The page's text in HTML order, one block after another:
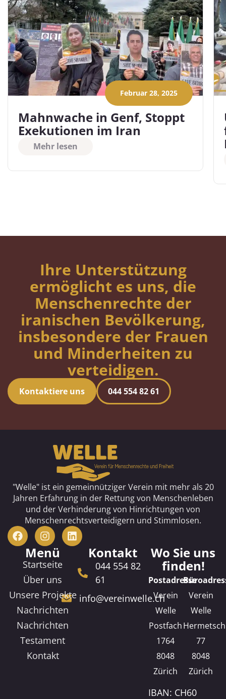
Februar 28, 2025
Mahnwache in Genf, Stoppt
Exekutionen im Iran
Mehr lesen
Ihre Unterstützung
ermöglicht es uns, die
Menschenrechte der
iranischen Bevölkerung,
insbesondere der Frauen
und Minderheiten zu
verteidigen.
Kontaktiere uns 044 554 82 61
"Welle" ist ein gemeinnütziger Verein mit mehr als 20
Jahren Erfahrung in der Rettung von Menschenleben
und der Verhinderung von Hinrichtungen von
Menschenrechtsverteidigern und Stimmlosen.
Menü
Startseite
Über uns
Unsere Projekte
Nachrichten
Nachrichten
Testament
Kontakt
Kontakt
044 554 82
61
info@vereinwelle.ch
Wo Sie uns
finden!
Postadresse
Verein
Welle
Postfach
1764
8048
Zürich
Verein
Welle
77
8048
Zürich
IBAN: CH60